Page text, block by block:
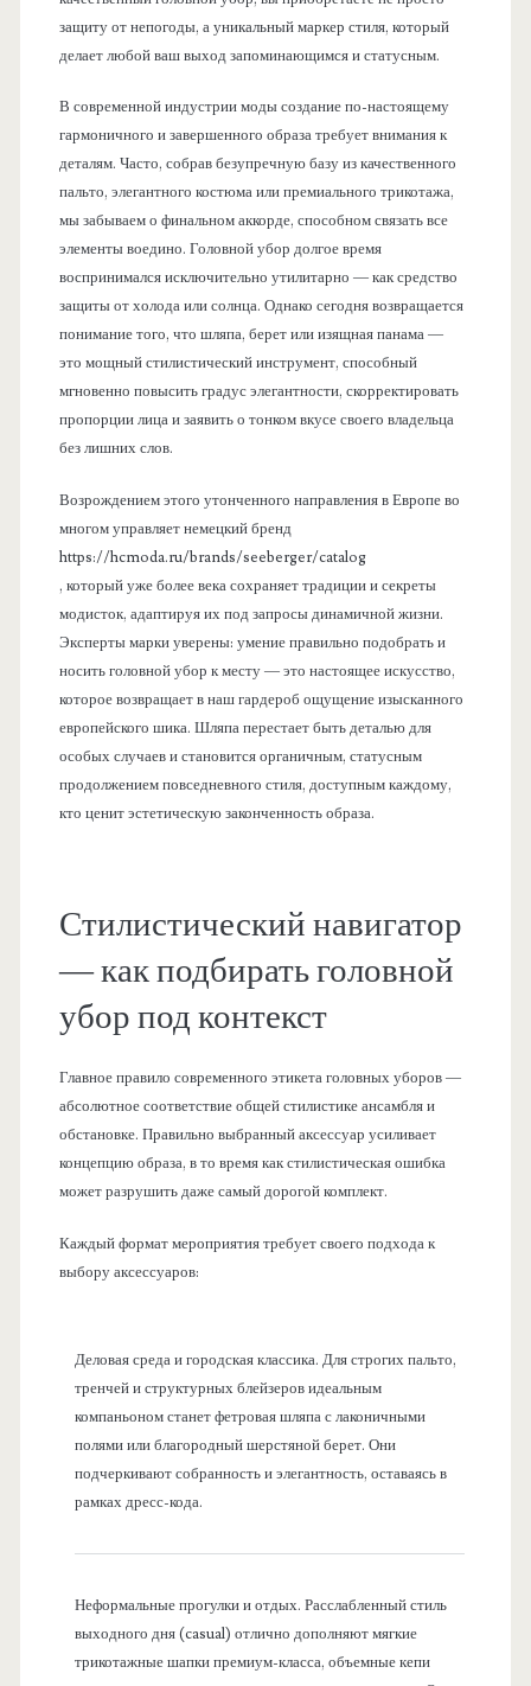
защиту от непогоды, а уникальный маркер стиля, который
делает любой ваш выход запоминающимся и статусным.
В современной индустрии моды создание по-настоящему
гармоничного и завершенного образа требует внимания к
деталям. Часто, собрав безупречную базу из качественного
пальто, элегантного костюма или премиального трикотажа,
мы забываем о финальном аккорде, способном связать все
элементы воедино. Головной убор долгое время
воспринимался исключительно утилитарно — как средство
защиты от холода или солнца. Однако сегодня возвращается
понимание того, что шляпа, берет или изящная панама —
это мощный стилистический инструмент, способный
мгновенно повысить градус элегантности, скорректировать
пропорции лица и заявить о тонком вкусе своего владельца
без лишних слов.
Возрождением этого утонченного направления в Европе во
многом управляет немецкий бренд
https://hcmoda.ru/brands/seeberger/catalog
, который уже более века сохраняет традиции и секреты
модисток, адаптируя их под запросы динамичной жизни.
Эксперты марки уверены: умение правильно подобрать и
носить головной убор к месту — это настоящее искусство,
которое возвращает в наш гардероб ощущение изысканного
европейского шика. Шляпа перестает быть деталью для
особых случаев и становится органичным, статусным
продолжением повседневного стиля, доступным каждому,
кто ценит эстетическую законченность образа.
Стилистический навигатор
— как подбирать головной
убор под контекст
Главное правило современного этикета головных уборов —
абсолютное соответствие общей стилистике ансамбля и
обстановке. Правильно выбранный аксессуар усиливает
концепцию образа, в то время как стилистическая ошибка
может разрушить даже самый дорогой комплект.
Каждый формат мероприятия требует своего подхода к
выбору аксессуаров:
Деловая среда и городская классика. Для строгих пальто,
тренчей и структурных блейзеров идеальным
компаньоном станет фетровая шляпа с лаконичными
полями или благородный шерстяной берет. Они
подчеркивают собранность и элегантность, оставаясь в
рамках дресс-кода.
Неформальные прогулки и отдых. Расслабленный стиль
выходного дня (casual) отлично дополняют мягкие
трикотажные шапки премиум-класса, объемные кепи